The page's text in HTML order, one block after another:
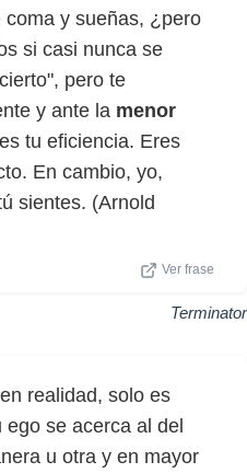
y sueñas, ¿pero
si casi nunca se
pero te
y ante la menor
tu eficiencia. Eres
En cambio, yo,
sientes. (Arnold
Ver frase
Terminator
realidad, solo es
se acerca al del
u otra y en mayor